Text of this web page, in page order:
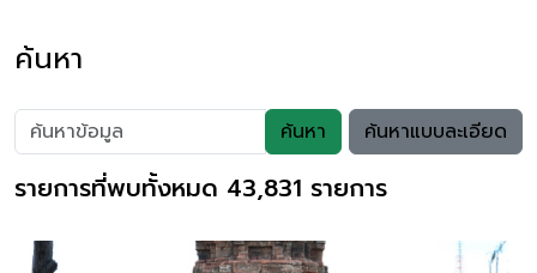
ค้นหา
ค้นหา ค้นหาแบบละเอียด
รายการที่พบทั้งหมด 43,831 รายการ